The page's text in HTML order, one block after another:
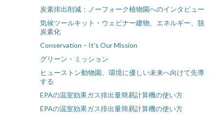
炭素排出削減：ノーフォーク植物園へのインタビュー
気候ツールキット・ウェビナー建物、エネルギー、脱
炭素化
Conservation – It’s Our Mission
グリーン・ミッション
ヒューストン動物園、環境に優しい未来へ向けて先導
する
EPAの温室効果ガス排出量簡易計算機の使い方
EPAの温室効果ガス排出量簡易計算機の使い方